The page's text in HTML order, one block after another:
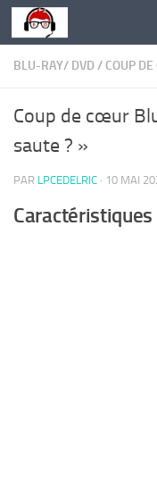
Skip to content
BLU-RAY/ DVD / COUP DE
Coup de cœur
saute ? »
PAR LPCEDELRIC · 10 MAI